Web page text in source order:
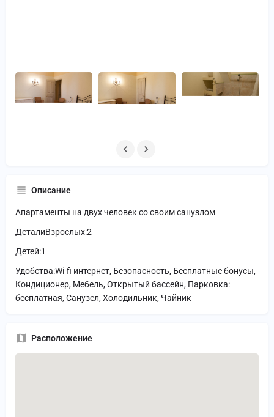
Описание
Апартаменты на двух человек со своим санузлом
ДеталиВзрослых:2
Детей:1
Удобства:Wi-fi интернет, Безопасность, Бесплатные бонусы,
Кондиционер, Мебель, Открытый бассейн, Парковка:
бесплатная, Санузел, Холодильник, Чайник
Расположение